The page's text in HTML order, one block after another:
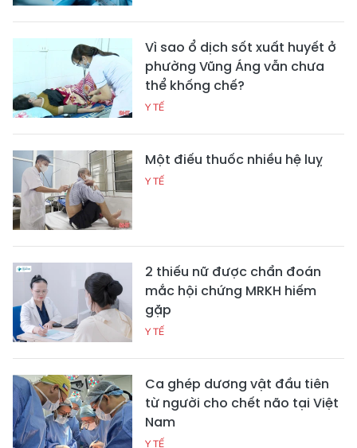
Vì sao ổ dịch sốt xuất huyết ở
phường Vũng Áng vẫn chưa
thể khống chế?
Y TẾ
Một điếu thuốc nhiều hệ luỵ
Y TẾ
2 thiếu nữ được chẩn đoán
mắc hội chứng MRKH hiếm
gặp
Y TẾ
Ca ghép dương vật đầu tiên
từ người cho chết não tại Việt
Nam
Y TẾ